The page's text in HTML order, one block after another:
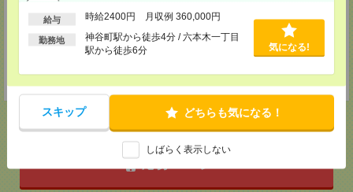
給与 時給2400円 月収例 360,000円
勤務地
神谷町駅から徒歩4分 / 六本木一丁目
駅から徒歩6分
気になる!
スキップ どちらも気になる！
しばらく表示しない
茨城支店
茨城県水戸市城南1-2-43 NKCビル 305号
〔アクセス〕水戸駅より徒歩5分
TEL：0120-25-1069